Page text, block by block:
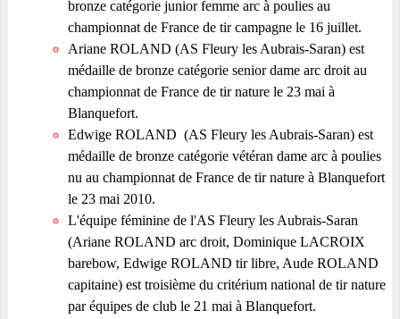
bronze catégorie junior femme arc à poulies au
championnat de France de tir campagne le 16 juillet.
Ariane ROLAND (AS Fleury les Aubrais-Saran) est
médaille de bronze catégorie senior dame arc droit au
championnat de France de tir nature le 23 mai à
Blanquefort.
Edwige ROLAND (AS Fleury les Aubrais-Saran) est
médaille de bronze catégorie vétéran dame arc à poulies
nu au championnat de France de tir nature à Blanquefort
le 23 mai 2010.
L'équipe féminine de l'AS Fleury les Aubrais-Saran
(Ariane ROLAND arc droit, Dominique LACROIX
barebow, Edwige ROLAND tir libre, Aude ROLAND
capitaine) est troisième du critérium national de tir nature
par équipes de club le 21 mai à Blanquefort.